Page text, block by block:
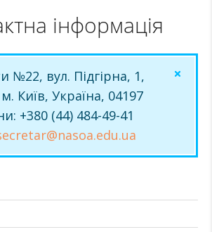
інформація
№22, вул. Підгірна, 1,
Київ, Україна, 04197
+380 (44) 484-49-41